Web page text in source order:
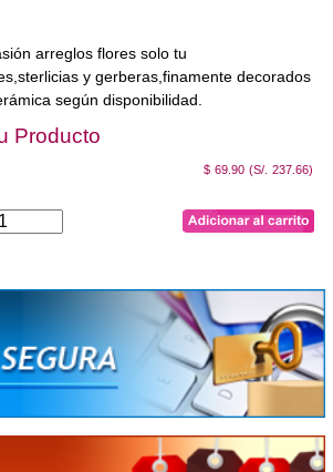
arreglos flores solo tu
y gerberas,finamente decorados
según disponibilidad.
Producto
$ 69.90(S/. 237.66)